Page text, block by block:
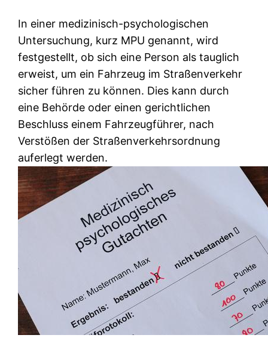
In einer medizinisch-psychologischen
Untersuchung, kurz MPU genannt, wird
festgestellt, ob sich eine Person als tauglich
erweist, um ein Fahrzeug im Straßenverkehr
sicher führen zu können. Dies kann durch
eine Behörde oder einen gerichtlichen
Beschluss einem Fahrzeugführer, nach
Verstößen der Straßenverkehrsordnung
auferlegt werden.